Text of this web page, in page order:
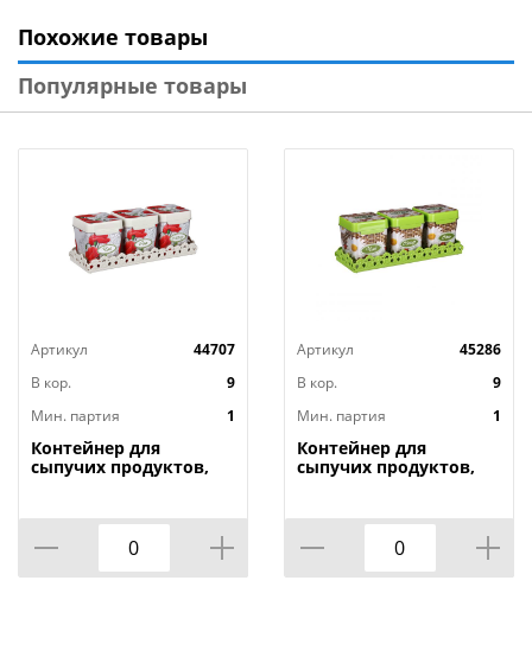
Похожие товары
Популярные товары
Артикул
44707
В кор.
9
Мин. партия
1
Контейнер для
сыпучих продуктов,
Артикул
45286
В кор.
9
Мин. партия
1
Контейнер для
сыпучих продуктов,
1/9